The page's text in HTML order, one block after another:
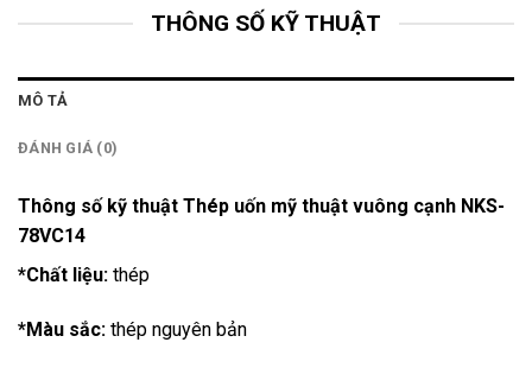
THÔNG SỐ KỸ THUẬT
MÔ TẢ
ĐÁNH GIÁ (0)
Thông số kỹ thuật Thép uốn mỹ thuật vuông cạnh NKS-
78VC14
*Chất liệu: thép
*Màu sắc: thép nguyên bản